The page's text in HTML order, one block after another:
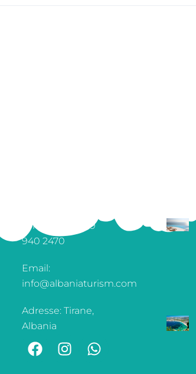
Telefon: +355 69
940 2470
Email:
info@albaniaturism.com
Adresse: Tirane,
Albania